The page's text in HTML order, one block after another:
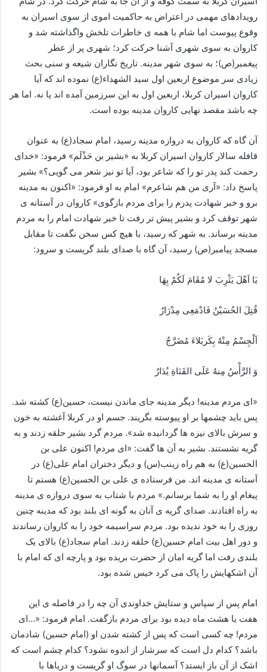
رویدادهای مهمی در اعتراض به حاکمیت اموی از سوی اسیران به
وقوع پیوست اما شام با همه ی خاطرات تلخش واگذاشته شد و
کاروان به سوى شهرى آشنا حرکت کرد؛ شهرى پر از عطر
پیغمبر(ص)؛ به سوى شهر مدینه. تاریخ‏ نگاران شیعه و سنى بحث
زیادى سر موضوع اربعین اول سید الشهداء(ع) نموده‏ اند که آیا
کاروان اسیران کربلا، اربعین اول به این سرزمین آمده‏ اند یا نه. اما هر
چه باشد مقصد نهایى کاروان مدینه بوده است.
آن گاه که کاروان به دروازه مدینه رسید، امام سجاد(ع) به عنوان
قافله سالار کاروان اسیران کربلا به «بشیر بن حَذْلَم» فرمود: «خداى
رحمت کند پدر تو را که شاعر بود، آیا تو نیز شعر می گویى؟» بشیر
پاسخ داد: «آرى من هم شاعرم» امام به او فرمود: «اکنون به مدینه
برو و خبر شهادت پدرم را براى مردم بازگوی» کاروان در آستانه ی
شهر توقف کرد و بشیر پیش تر رفت تا خبر شهادت امام را به مردم
مدینه برساند. به شهر که رسید، با هیچ کس سخن نگفت تا مقابل
مسجد پیامبر(ص) رسید، آن گاه با صداى بلند گریست و سرود:
یَا اَهْلَ یَثْرِبَ لا مُقَامَ لَکُمْ بِهَا
قُتِلَ الحُسَیْنُ‏ فَادْمَعِى مِدْرَارُ
اَلْجِسْمُ مِنْهُ بِکَربَلاءَ مُضَرَّجٌ
وَ الرَّأْسُ مِنهُ عَلَى القَنَاةِ یُدَارُ
«اى مردم مدینه! دیگر مدینه جاى ماندن نیست، حسین‏(ع) کشته شد.
پس باید چشم‏ها بر او پیوسته بگریند. جسم او در کربلا آغشته به خون
و سرش بالاى نیزه‏ ها گردانیده شد». مردم گرد بشیر حلقه زدند و به
گریه نشستند. بشیر به آن ها گفت: «اى مردم! اکنون على بن
الحسین‏(ع) به هم راه زینب(س) و دیگر دختران امام على(ع) در
آستانه ی مدینه‏ اند. من فرستاده ی على بن الحسین‏(ع) هستم تا
پیغام او را به شما برسانم.» مردم با شتاب به سوى دروازه ی مدینه
به راه افتادند. صداى گریه ی آنان به گونه‏ اى بلند بود که مدینه چنین
روزى را به خود ندیده بود. مردم سراسیمه خود را به کاروان رساندند
و دور اهل بیت امام حسین(ع) حلقه زدند. امام سجاد(ع) بالاى یک
بلندى رفت اما گریه امان از حضرت بریده بود و پارچه‏ اى که امام با
آن اشک‏هایش را پاک می کرد خیس شده بود.
امام پس از سپاس و ستایش خداوندى آن چه را در فاصله ی این
هفت یا هشت ماه دیده بود براى مردم بازگفت. امام فرمود: «…اى
مردم! چه کسى است که پس از کشته شدن او (امام حسین‏) شادمان
باشد؟ کدام دل است که سرشار از اندوه نشود؟ کدام چشم است که
اشک از آن باز ایستد؟ آسمان‏ها در سوگ او گریست و دریاها با